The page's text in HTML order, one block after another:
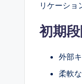
リケーショ
初期
外部
柔軟